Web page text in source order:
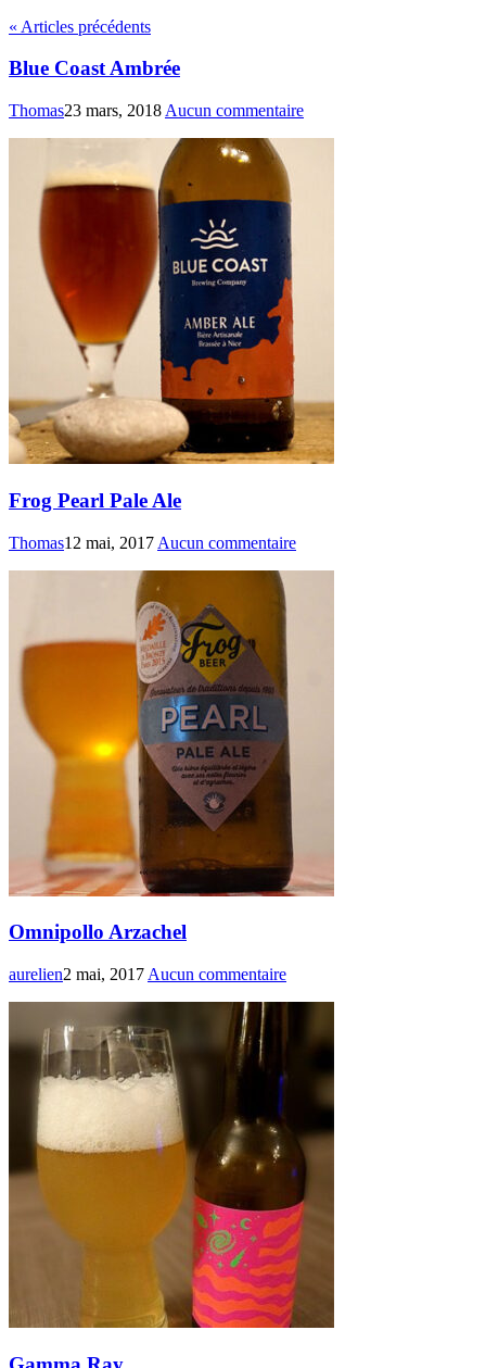
« Articles précédents
Blue Coast Ambrée
Thomas23 mars, 2018 Aucun commentaire
Frog Pearl Pale Ale
Thomas12 mai, 2017 Aucun commentaire
Omnipollo Arzachel
aurelien2 mai, 2017 Aucun commentaire